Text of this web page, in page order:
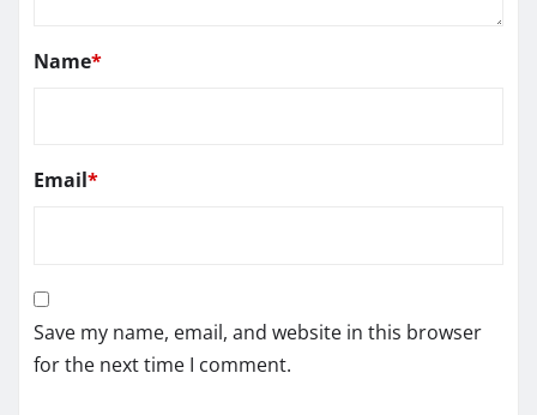
Name*
Email*
Save my name, email, and website in this browser
for the next time I comment.